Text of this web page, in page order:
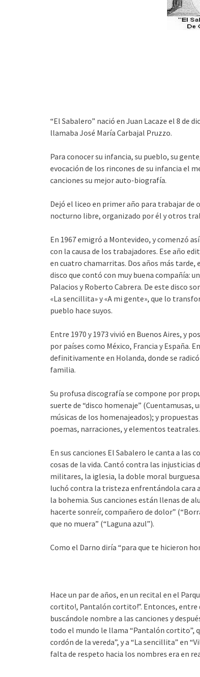
“El Sabalero” nació en Juan Lacaze el 8 de
llamaba José María Carbajal Pruzzo.
Para conocer su infancia, su pueblo, su
evocación de los rincones de su infancia el
canciones su mejor auto-biografía.
Dejó el liceo en primer año para trabajar
nocturno libre, organizado por él y otros
En 1967 emigró a Montevideo, y comenzó
con la causa de los trabajadores. Ese año
en cuatro chamarritas. Dos años más tarde,
disco que contó con muy buena compañía:
Palacios y Roberto Cabrera. De este disco
«La sencillita» y «A mi gente», que lo
pueblo hace suyos.
Entre 1970 y 1973 vivió en Buenos Aires, y
por países como México, Francia y España.
definitivamente en Holanda, donde se
familia.
Su profusa discografía se compone por
suerte de “disco homenaje” (Cuentamusas,
músicas de los homenajeados); y
poemas, narraciones, y elementos teatrales.
En sus canciones El Sabalero le canta a las
cosas de la vida. Cantó contra las
militares, la iglesia, la doble moral
luchó contra la tristeza enfrentándola cara
la bohemia. Sus canciones están llenas de
hacerte sonreír, compañero de dolor”
que no muera” (“Laguna azul”).
Como el Darno diría “para que te hicieron
Hace un par de años, en un recital en el
cortito!, Pantalón cortito!”. Entonces, entre
buscándole nombre a las canciones y
todo el mundo le llama “Pantalón cortito”,
cordón de la vereda”, y a “La sencillita” en
falta de respeto hacia los nombres era en